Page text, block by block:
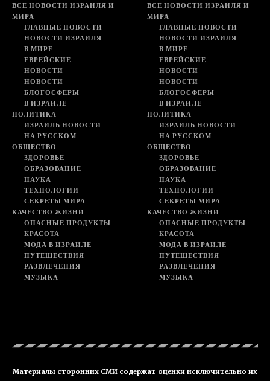
ВСЕ НОВОСТИ ИЗРАИЛЯ И
МИРА
ГЛАВНЫЕ НОВОСТИ
НОВОСТИ ИЗРАИЛЯ
В МИРЕ
ЕВРЕЙСКИЕ
НОВОСТИ
НОВОСТИ
БЛОГОСФЕРЫ
В ИЗРАИЛЕ
ПОЛИТИКА
ИЗРАИЛЬ НОВОСТИ
НА РУССКОМ
ОБЩЕСТВО
ЗДОРОВЬЕ
ОБРАЗОВАНИЕ
НАУКА
ТЕХНОЛОГИИ
СЕКРЕТЫ МИРА
КАЧЕСТВО ЖИЗНИ
ОПАСНЫЕ ПРОДУКТЫ
КРАСОТА
МОДА В ИЗРАИЛЕ
ПУТЕШЕСТВИЯ
РАЗВЛЕЧЕНИЯ
МУЗЫКА
ВСЕ НОВОСТИ ИЗРАИЛЯ И
МИРА
ГЛАВНЫЕ НОВОСТИ
НОВОСТИ ИЗРАИЛЯ
В МИРЕ
ЕВРЕЙСКИЕ
НОВОСТИ
НОВОСТИ
БЛОГОСФЕРЫ
В ИЗРАИЛЕ
ПОЛИТИКА
ИЗРАИЛЬ НОВОСТИ
НА РУССКОМ
ОБЩЕСТВО
ЗДОРОВЬЕ
ОБРАЗОВАНИЕ
НАУКА
ТЕХНОЛОГИИ
СЕКРЕТЫ МИРА
КАЧЕСТВО ЖИЗНИ
ОПАСНЫЕ ПРОДУКТЫ
КРАСОТА
МОДА В ИЗРАИЛЕ
ПУТЕШЕСТВИЯ
РАЗВЛЕЧЕНИЯ
МУЗЫКА
Материалы сторонних СМИ содержат оценки исключительно их